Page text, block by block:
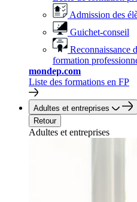
Admission des
Guichet-conseil
Reconnaissance
formation
mondep.com
Liste des formations en FP
Adultes et entreprises
Retour
Adultes et entreprises